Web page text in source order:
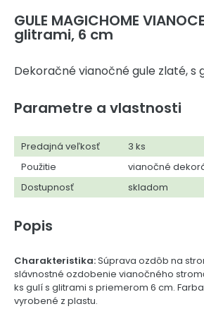
GULE MAGICHOME
glitrami, 6 cm
Dekoračné vianočné gule zlaté, s
Parametre a vlastnosti
Predajná veľkosť
3 ks
Použitie
vianočné
Dostupnosť
skladom
Popis
Charakteristika:Súprava ozdôb na
slávnostné ozdobenie vianočného
ks gulí s glitrami s priemerom 6 cm.
vyrobené z plastu.